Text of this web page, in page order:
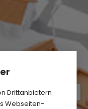
Drittanbietern
Webseiten-